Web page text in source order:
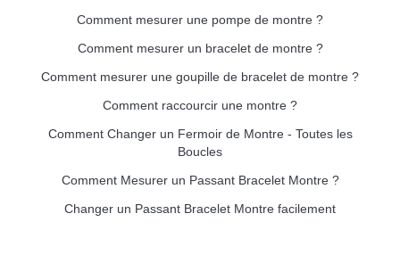
Comment mesurer une pompe de montre ?
Comment mesurer un bracelet de montre ?
Comment mesurer une goupille de bracelet de montre ?
Comment raccourcir une montre ?
Comment Changer un Fermoir de Montre - Toutes les
Boucles
Comment Mesurer un Passant Bracelet Montre ?
Changer un Passant Bracelet Montre facilement